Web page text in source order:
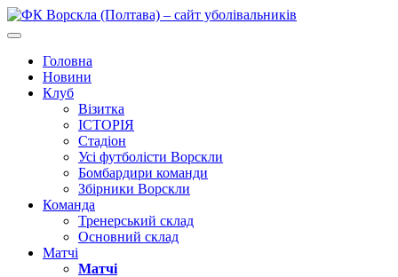
Головна
Новини
Клуб
Візитка
ІСТОРІЯ
Стадіон
Усі футболісти Ворскли
Бомбардири команди
Збірники Ворскли
Команда
Тренерський склад
Основний склад
Матчі
Матчі